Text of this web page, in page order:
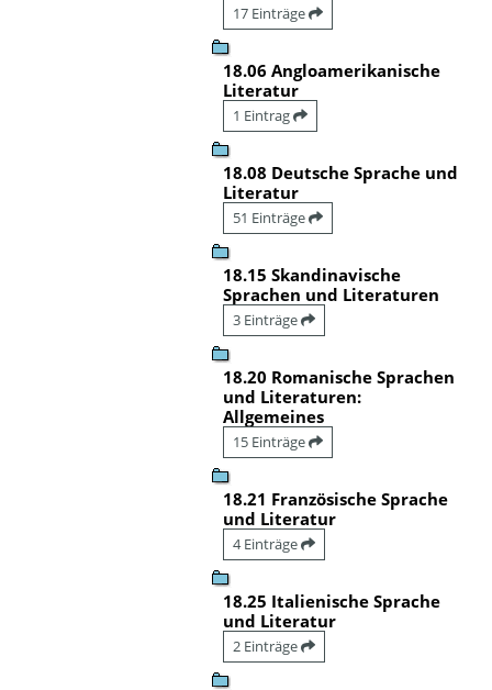
17 Einträge
18.06 Angloamerikanische
Literatur
1 Eintrag
18.08 Deutsche Sprache und
Literatur
51 Einträge
18.15 Skandinavische
Sprachen und Literaturen
3 Einträge
18.20 Romanische Sprachen
und Literaturen:
Allgemeines
15 Einträge
18.21 Französische Sprache
und Literatur
4 Einträge
18.25 Italienische Sprache
und Literatur
2 Einträge